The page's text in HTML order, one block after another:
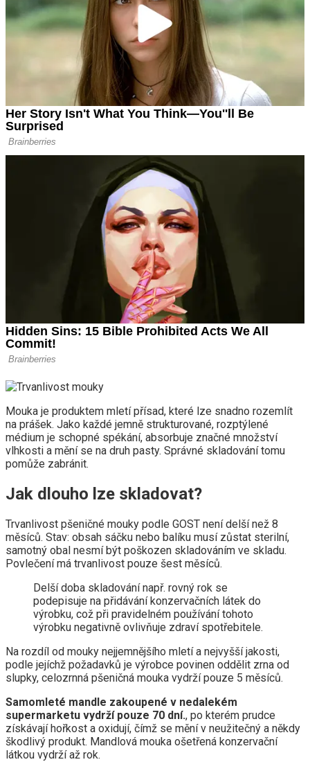
Mouka je produktem mletí přísad, které lze snadno rozemlít
na prášek. Jako každé jemně strukturované, rozptýlené
médium je schopné spékání, absorbuje značné množství
vlhkosti a mění se na druh pasty. Správné skladování tomu
pomůže zabránit.
Jak dlouho lze skladovat?
Trvanlivost pšeničné mouky podle GOST není delší než 8
měsíců. Stav: obsah sáčku nebo balíku musí zůstat sterilní,
samotný obal nesmí být poškozen skladováním ve skladu.
Povlečení má trvanlivost pouze šest měsíců.
Delší doba skladování např. rovný rok se
podepisuje na přidávání konzervačních látek do
výrobku, což při pravidelném používání tohoto
výrobku negativně ovlivňuje zdraví spotřebitele.
Na rozdíl od mouky nejjemnějšího mletí a nejvyšší jakosti,
podle jejíchž požadavků je výrobce povinen oddělit zrna od
slupky, celozrnná pšeničná mouka vydrží pouze 5 měsíců.
Samomleté ​​mandle zakoupené v nedalekém
supermarketu vydrží pouze 70 dní., po kterém prudce
získávají hořkost a oxidují, čímž se mění v neužitečný a někdy
škodlivý produkt. Mandlová mouka ošetřená konzervační
látkou vydrží až rok.